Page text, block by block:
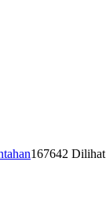
167642 Dilihat